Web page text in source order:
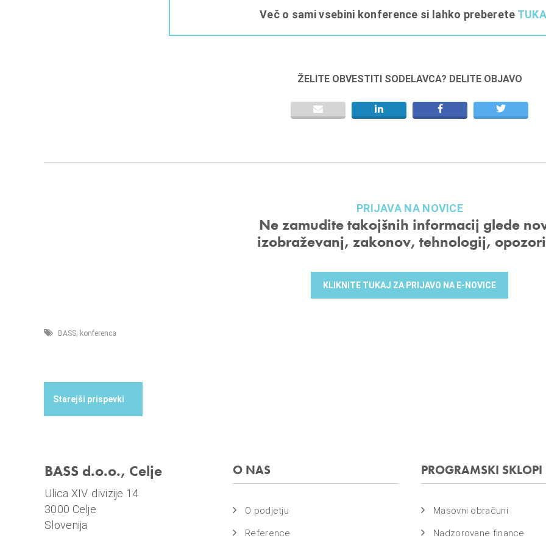
Več o sami vsebini konference si lahko preberete
ŽELITE OBVESTITI SODELAVCA? DELITE OBJAVO
PRIJAVA NA NOVICE
Ne zamudite takojšnih informacij glede
izobraževanj, zakonov, tehnologij,
KLIKNITE TUKAJ ZA PRIJAVO NA E-NOVICE
BASS, konferenca
BASS d.o.o., Celje
Ulica XIV. divizije 14
3000 Celje
Slovenija
O NAS
O podjetju
Reference
PROGRAMSKI SKLOPI
Masovni obračuni
Nadzorovane finance